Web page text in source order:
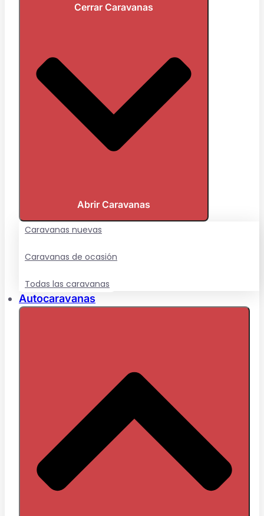
Cerrar Caravanas
Abrir Caravanas
Caravanas nuevas
Caravanas de ocasión
Todas las caravanas
Autocaravanas